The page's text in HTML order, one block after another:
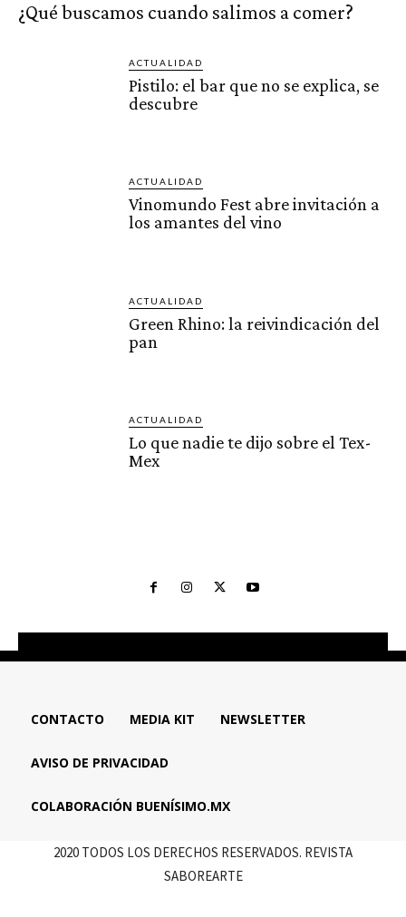
¿Qué buscamos cuando salimos a comer?
ACTUALIDAD
Pistilo: el bar que no se explica, se
descubre
ACTUALIDAD
Vinomundo Fest abre invitación a
los amantes del vino
ACTUALIDAD
Green Rhino: la reivindicación del
pan
ACTUALIDAD
Lo que nadie te dijo sobre el Tex-
Mex
CONTACTO MEDIA KIT NEWSLETTER
AVISO DE PRIVACIDAD
COLABORACIÓN BUENÍSIMO.MX
2020 TODOS LOS DERECHOS RESERVADOS. REVISTA
SABOREARTE